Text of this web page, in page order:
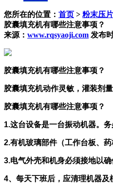
您所在的位置： 首页 > 粉末压
胶囊填充机有哪些注意事项？
来源： www.rqsyaoji.com 发布
胶囊填充机有哪些注意事项？
胶囊填充机动作灵敏，灌装剂
胶囊填充机有哪些注意事项？
1.这台设备是一台振动机器。
2.有机玻璃部件（工作台板、
3.电气外壳和机身必须接地以确
4、每天下班后，应清理机器及